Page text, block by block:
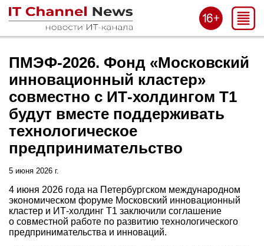
ПМЭФ-2026. Фонд «Московский
инновационный кластер»
совместно с ИТ-холдингом Т1
будут вместе поддерживать
технологическое
предпринимательство
5 июня 2026 г.
4 июня 2026 года на Петербургском международном
экономическом форуме Московский инновационный
кластер и ИТ-холдинг Т1 заключили соглашение
о совместной работе по развитию технологического
предпринимательства и инноваций.